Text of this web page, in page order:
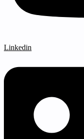
Linkedin